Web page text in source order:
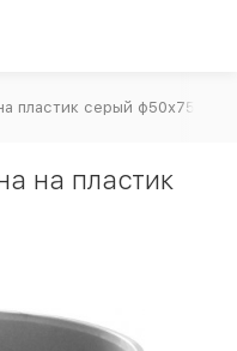
пластик серый ф50х75
на пластик